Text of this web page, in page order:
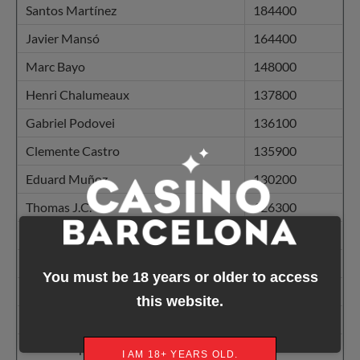
Santos Martínez
184400
Javier Mansó
164400
Marc Bayo
148000
Henri Chalumeaux
137800
Gabriel Podovei
136100
Clemente Castro
135900
Eduard Muñoz
130200
Thomas J.C.
126300
Benazzi Angelo
120000
You must be 18 years or older to access
this website.
I AM 18+ YEARS OLD.